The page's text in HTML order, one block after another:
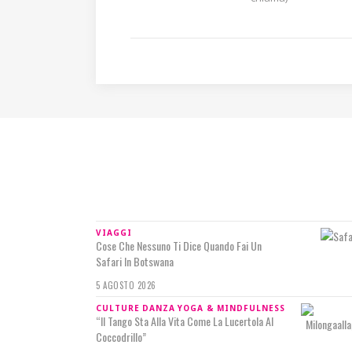
VIAGGI
Cose Che Nessuno Ti Dice Quando Fai Un
Safari In Botswana
5 AGOSTO 2026
CULTURE DANZA YOGA & MINDFULNESS
“Il Tango Sta Alla Vita Come La Lucertola Al
Coccodrillo”